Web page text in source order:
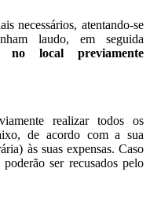
necessários, atentando-se
laudo, em seguida
no local previamente
realizar todos os
de acordo com a sua
às suas expensas. Caso
ser recusados pelo